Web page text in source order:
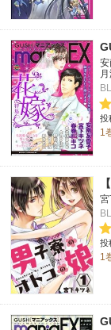
安
投
1
宮
投
1